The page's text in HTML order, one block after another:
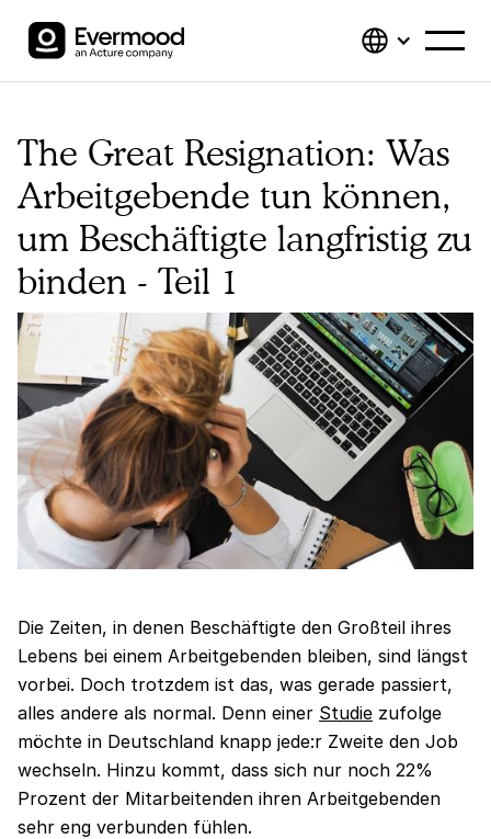
The Great Resignation: Was
Arbeitgebende tun können,
um Beschäftigte langfristig zu
binden - Teil 1
Die Zeiten, in denen Beschäftigte den Großteil ihres
Lebens bei einem Arbeitgebenden bleiben, sind längst
vorbei. Doch trotzdem ist das, was gerade passiert,
alles andere als normal. Denn einer Studie zufolge
möchte in Deutschland knapp jede:r Zweite den Job
wechseln. Hinzu kommt, dass sich nur noch 22%
Prozent der Mitarbeitenden ihren Arbeitgebenden
sehr eng verbunden fühlen.